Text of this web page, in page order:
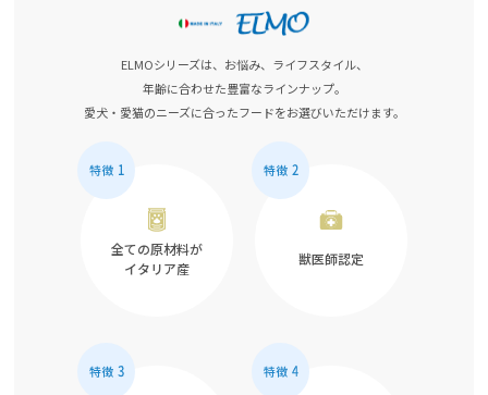
ELMOシリーズは、お悩み、ライフスタイル、
年齢に合わせた豊富なラインナップ。
愛犬・愛猫のニーズに合ったフードをお選びいただけます。
全ての原材料が
イタリア産
獣医師認定